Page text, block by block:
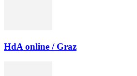
HdA online / Graz